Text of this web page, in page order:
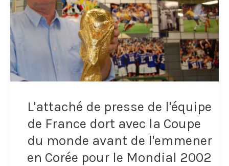
étoile,
on
on
veut
la
L'attaché de presse de l'équipe
de France dort avec la Coupe
du monde avant de l'emmener
en Corée pour le Mondial 2002